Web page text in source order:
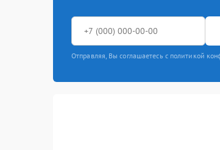
Отправляя, Вы соглашаетесь с политикой